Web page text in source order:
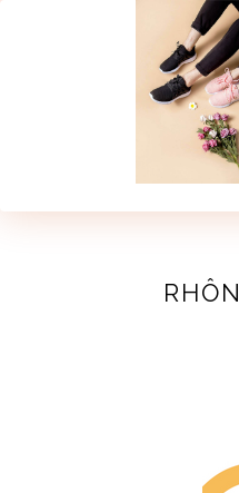
SPÉCIAL
LECTURE ET FILMS
JOINDRE MEVE ET CIE |